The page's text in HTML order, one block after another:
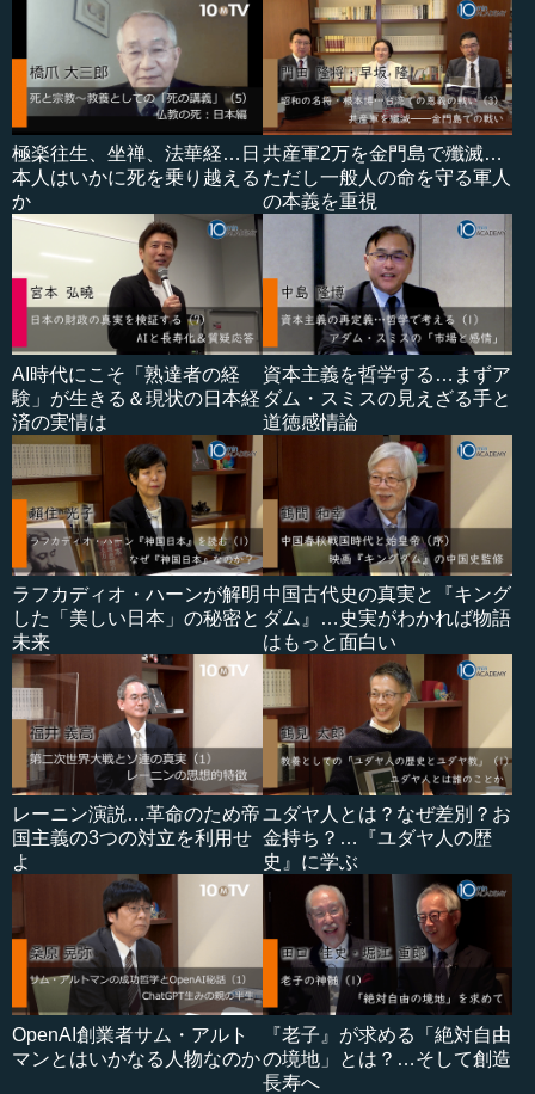
極楽往生、坐禅、法華経…日
本人はいかに死を乗り越える
か
共産軍2万を金門島で殲滅…
ただし一般人の命を守る軍人
の本義を重視
AI時代にこそ「熟達者の経
験」が生きる＆現状の日本経
済の実情は
資本主義を哲学する…まずア
ダム・スミスの見えざる手と
道徳感情論
ラフカディオ・ハーンが解明
した「美しい日本」の秘密と
未来
中国古代史の真実と『キング
ダム』…史実がわかれば物語
はもっと面白い
レーニン演説…革命のため帝
国主義の3つの対立を利用せ
よ
ユダヤ人とは？なぜ差別？お
金持ち？…『ユダヤ人の歴
史』に学ぶ
OpenAI創業者サム・アルト
マンとはいかなる人物なのか
『老子』が求める「絶対自由
の境地」とは？…そして創造
長寿へ